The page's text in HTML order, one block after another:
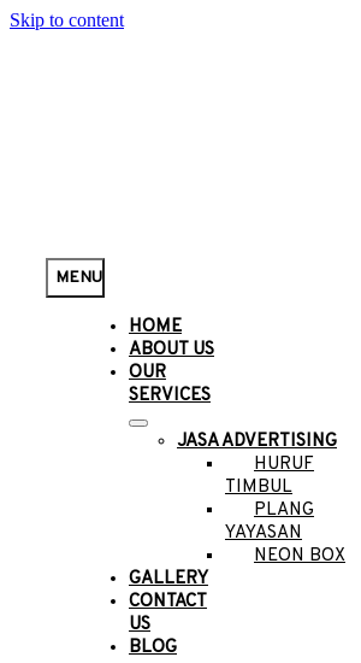
Skip to content
MENU
HOME
ABOUT US
OUR
SERVICES
JASA ADVERTISING
HURUF
TIMBUL
PLANG
YAYASAN
NEON BOX
GALLERY
CONTACT
US
BLOG